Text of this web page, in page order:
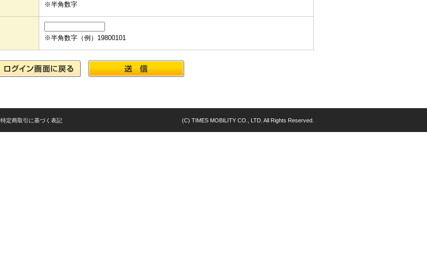
※半角数字
※半角数字（例）19800101
特定商取引に基づく表記 (C) TIMES MOBILITY CO., LTD. All Rights Reserved.